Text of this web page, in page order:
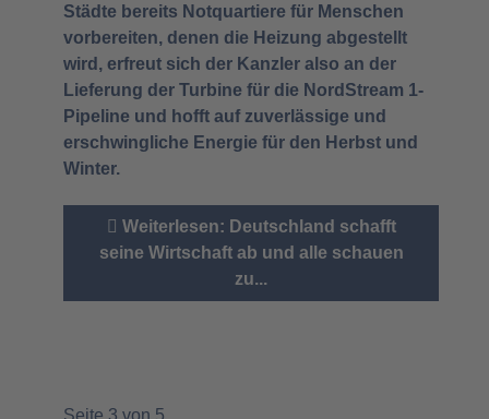
Städte bereits Notquartiere für Menschen
vorbereiten, denen die Heizung abgestellt
wird, erfreut sich der Kanzler also an der
Lieferung der Turbine für die NordStream 1-
Pipeline und hofft auf zuverlässige und
erschwingliche Energie für den Herbst und
Winter.
Weiterlesen: Deutschland schafft
seine Wirtschaft ab und alle schauen
zu...